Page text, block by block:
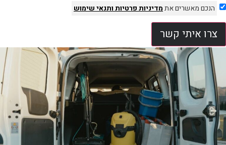
הנכם מאשרים אתמדיניות פרטיותותנאי שימוש
צרו איתי קשר